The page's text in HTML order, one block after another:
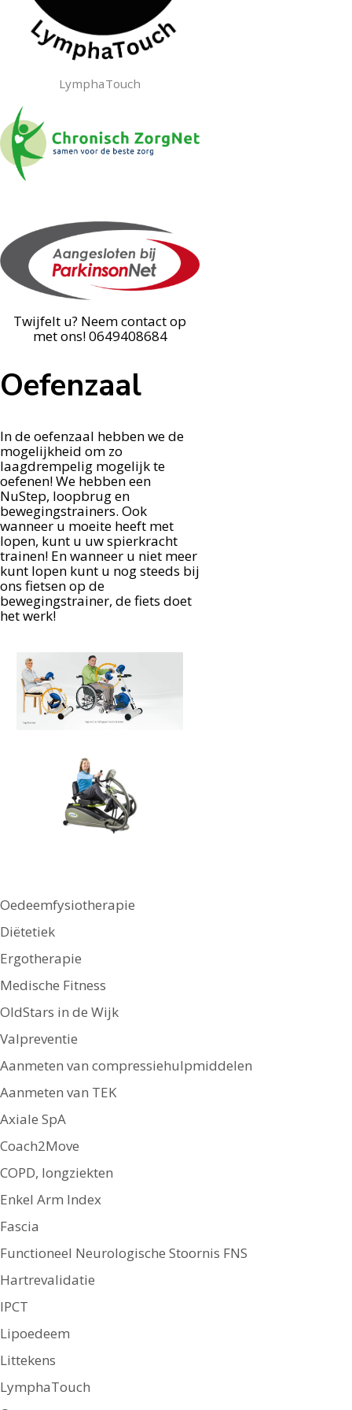
LymphaTouch
Twijfelt u? Neem contact op
met ons! 0649408684
Oefenzaal
In de oefenzaal hebben we de
mogelijkheid om zo
laagdrempelig mogelijk te
oefenen! We hebben een
NuStep, loopbrug en
bewegingstrainers. Ook
wanneer u moeite heeft met
lopen, kunt u uw spierkracht
trainen! En wanneer u niet meer
kunt lopen kunt u nog steeds bij
ons fietsen op de
bewegingstrainer, de fiets doet
het werk!
Oedeemfysiotherapie
Diëtetiek
Ergotherapie
Medische Fitness
OldStars in de Wijk
Valpreventie
Aanmeten van compressiehulpmiddelen
Aanmeten van TEK
Axiale SpA
Coach2Move
COPD, longziekten
Enkel Arm Index
Fascia
Functioneel Neurologische Stoornis FNS
Hartrevalidatie
IPCT
Lipoedeem
Littekens
LymphaTouch